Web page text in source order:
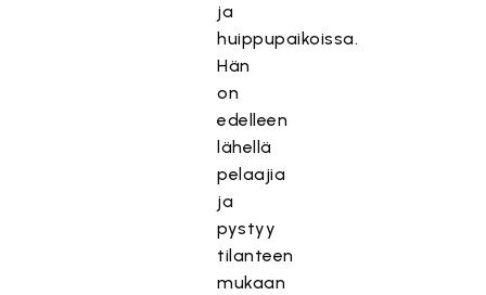
ja
huippupaikoissa.
Hän
on
edelleen
lähellä
pelaajia
ja
pystyy
tilanteen
mukaan